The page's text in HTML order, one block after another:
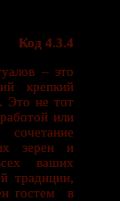
Код 4.3.4
– это
крепкий
Это не тот
или
зерен и
ваших
традиции,
гостем в